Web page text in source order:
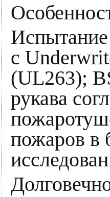
Испытание
с
(UL263);
рукава
пожаров в